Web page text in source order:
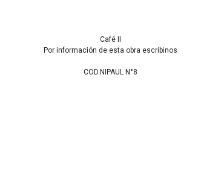
Café II
Por información de esta obra escribinos
COD.NIPAUL N°8